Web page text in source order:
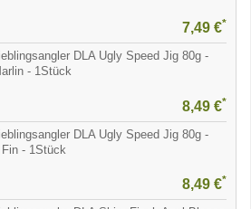
7,49 €*
DLA Ugly Speed Jig 80g -
- 1Stück
8,49 €*
DLA Ugly Speed Jig 80g -
- 1Stück
8,49 €*